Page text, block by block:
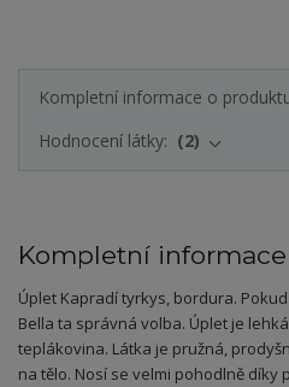
Kompletní informace o
Hodnocení látky:
2
Kompletní
Úplet Kapradí tyrkys, bordura.
Bella ta správná volba. Úplet je
teplákovina. Látka je pružná,
na tělo. Nosí se velmi pohodlně díky